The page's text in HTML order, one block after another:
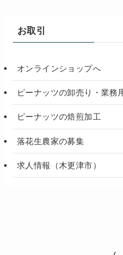
お取引
オンラインショップへ
ピーナッツの卸売り・業務
ピーナッツの焙煎加工
落花生農家の募集
求人情報（木更津市）